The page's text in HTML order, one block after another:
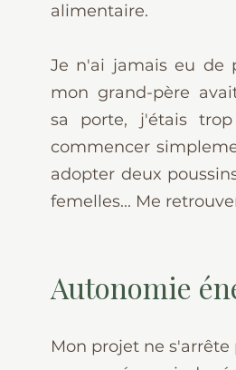
alimentaire.
Je n'ai jamais eu de
mon grand-père
sa porte, j'étais
commencer
adopter deux
femelles... Me
Autonomie
Mon projet ne